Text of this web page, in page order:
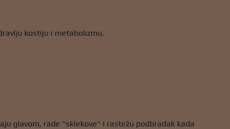
kostiju i metabolizmu.
glavom, rade "sklekove" i rastežu podbradak kada